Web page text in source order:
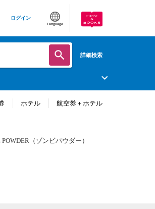
ログイン
Language
詳細検索
ホテル 航空券＋ホテル